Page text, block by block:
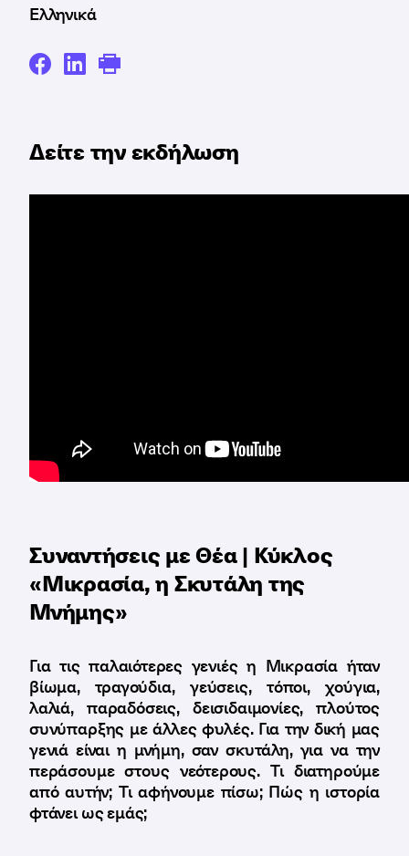
Ελληνικά
Δείτε την εκδήλωση
Συναντήσεις με Θέα | Κύκλος
«Μικρασία, η Σκυτάλη της
Μνήμης»
Για τις παλαιότερες γενιές η Μικρασία ήταν
βίωμα, τραγούδια, γεύσεις, τόποι, χούγια,
λαλιά, παραδόσεις, δεισιδαιμονίες, πλούτος
συνύπαρξης με άλλες φυλές. Για την δική μας
γενιά είναι η μνήμη, σαν σκυτάλη, για να την
περάσουμε στους νεότερους. Τι διατηρούμε
από αυτήν; Τι αφήνουμε πίσω; Πώς η ιστορία
φτάνει ως εμάς;